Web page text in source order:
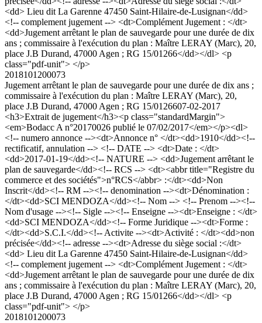
<dd> Lieu dit La Garenne 47450 Saint-Hilaire-de-Lusignan</dd>
<!-- complement jugement --> <dt>Complément Jugement : </dt>
<dd>Jugement arrêtant le plan de sauvegarde pour une durée de dix
ans ; commissaire à l'exécution du plan : Maître LERAY (Marc), 20,
place J.B Durand, 47000 Agen ; RG 15/01266</dd></dl> <p
class="pdf-unit"> </p>
2018101200073
Jugement arrêtant le plan de sauvegarde pour une durée de dix ans ;
commissaire à l'exécution du plan : Maître LERAY (Marc), 20,
place J.B Durand, 47000 Agen ; RG 15/0126607-02-2017
<h3>Extrait de jugement</h3><p class="standardMargin">
<em>Bodacc A n°20170026 publié le 07/02/2017</em></p><dl>
<!-- numero annonce --><dt>Annonce n° </dt><dd>1910</dd><!--
rectificatif, annulation --> <!-- DATE --> <dt>Date : </dt>
<dd>2017-01-19</dd><!-- NATURE --> <dd>Jugement arrêtant le
plan de sauvegarde</dd><!-- RCS --> <dt><abbr title="Registre du
commerce et des sociétés">n°RCS</abbr> :</dt><dd>Non
Inscrit</dd><!-- RM --><!-- denomination --><dt>Dénomination :
</dt><dd>SCI MENDOZA</dd><!-- Nom --> <!-- Prenom --><!--
Nom d'usage --><!-- Sigle --><!-- Enseigne --><dt>Enseigne : </dt>
<dd>SCI MENDOZA</dd><!-- Forme Juridique --><dt>Forme :
</dt><dd>S.C.I.</dd><!-- Activite --><dt>Activité : </dt><dd>non
précisée</dd><!-- adresse --><dt>Adresse du siège social :</dt>
<dd> Lieu dit La Garenne 47450 Saint-Hilaire-de-Lusignan</dd>
<!-- complement jugement --> <dt>Complément Jugement : </dt>
<dd>Jugement arrêtant le plan de sauvegarde pour une durée de dix
ans ; commissaire à l'exécution du plan : Maître LERAY (Marc), 20,
place J.B Durand, 47000 Agen ; RG 15/01266</dd></dl> <p
class="pdf-unit"> </p>
2018101200073